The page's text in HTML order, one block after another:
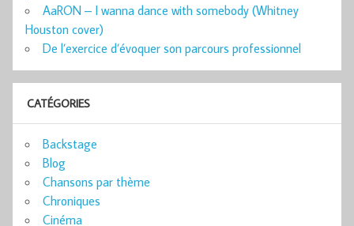
AaRON – I wanna dance with somebody (Whitney
Houston cover)
De l’exercice d’évoquer son parcours professionnel
CATÉGORIES
Backstage
Blog
Chansons par thème
Chroniques
Cinéma